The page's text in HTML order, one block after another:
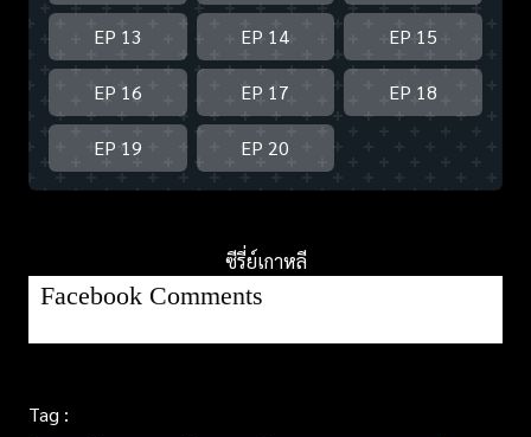
EP 13 EP 14 EP 15
EP 16 EP 17 EP 18
EP 19 EP 20
ซีรี่ย์เกาหลี
Facebook Comments
Tag :